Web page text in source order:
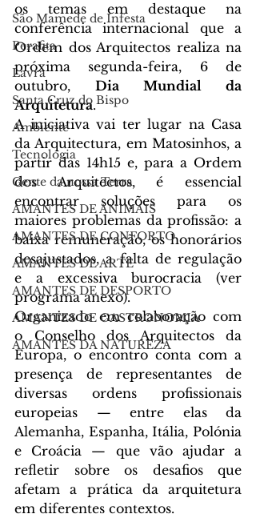
São Mamede de Infesta
Perafita
Lavra
Santa Cruz do Bispo
Ambiente
Tecnologia
Gente da nossa Terra
AMANTES DE ANIMAIS
AMANTES DE CONFORTO
AMANTES DE ARTE
AMANTES DE DESPORTO
AMANTES DE GASTRONOMIA
AMANTES DA NATUREZA
os temas em destaque na
conferência internacional que a
Ordem dos Arquitectos realiza na
próxima segunda-feira, 6 de
outubro, Dia Mundial da
Arquitetura.
A iniciativa vai ter lugar na Casa
da Arquitectura, em Matosinhos, a
partir das 14h15 e, para a Ordem
dos Arquitectos, é essencial
encontrar soluções para os
maiores problemas da profissão: a
baixa remuneração, os honorários
desajustados, a falta de regulação
e a excessiva burocracia (ver
programa anexo).
Organizado em colaboração com
o Conselho dos Arquitectos da
Europa, o encontro conta com a
presença de representantes de
diversas ordens profissionais
europeias — entre elas da
Alemanha, Espanha, Itália, Polónia
e Croácia — que vão ajudar a
refletir sobre os desafios que
afetam a prática da arquitetura
em diferentes contextos.